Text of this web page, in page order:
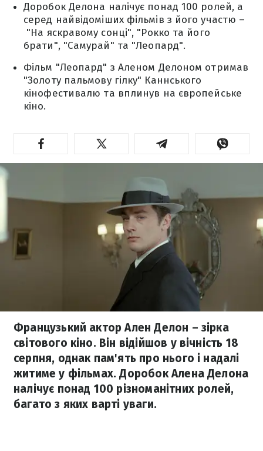
Доробок Делона налічує понад 100 ролей, а
серед найвідоміших фільмів з його участю –
"На яскравому сонці", "Рокко та його
брати", "Самурай" та "Леопард".
Фільм "Леопард" з Аленом Делоном отримав
"Золоту пальмову гілку" Каннського
кінофестивалю та вплинув на європейське
кіно.
Французький актор Ален Делон – зірка
світового кіно. Він відійшов у вічність 18
серпня, однак пам'ять про нього і надалі
житиме у фільмах. Доробок Алена Делона
налічує понад 100 різноманітних ролей,
багато з яких варті уваги.